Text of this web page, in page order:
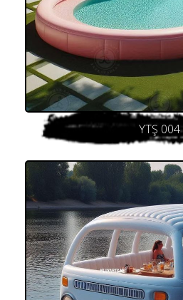
YTŞ 004